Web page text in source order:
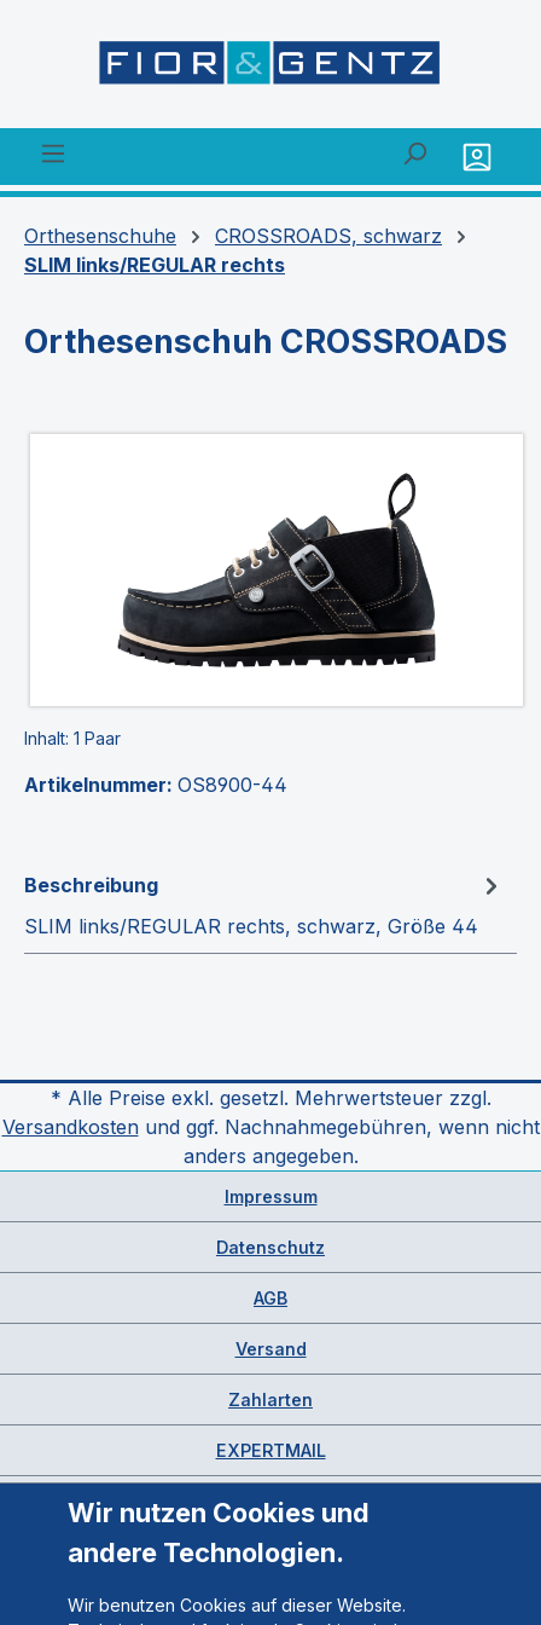
Orthesenschuhe
CROSSROADS, schwarz
SLIM links/REGULAR rechts
Orthesenschuh CROSSROADS
Inhalt: 1 Paar
Artikelnummer: OS8900-44
Beschreibung
SLIM links/REGULAR rechts, schwarz, Größe 44
* Alle Preise exkl. gesetzl. Mehrwertsteuer zzgl.
Versandkostenund ggf. Nachnahmegebühren, wenn nicht
anders angegeben.
Impressum
Datenschutz
AGB
Versand
Zahlarten
EXPERTMAIL
Wir nutzen Cookies und
andere Technologien.
Wir benutzen Cookies auf dieser Website.